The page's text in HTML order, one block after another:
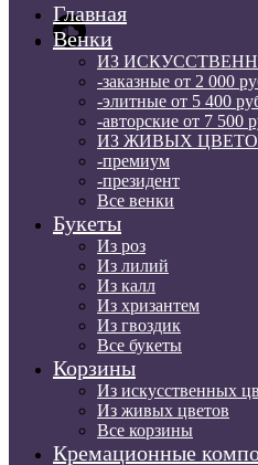
Главная
Венки
ИЗ
-заказные от 2 000
-элитные от 5 400
-авторские от 7 500
ИЗ ЖИВЫХ
-премиум
-президент
Все венки
Букеты
Из роз
Из лилий
Из калл
Из хризантем
Из гвоздик
Все букеты
Корзины
Из искусственных
Из живых цветов
Все корзины
Кремационные